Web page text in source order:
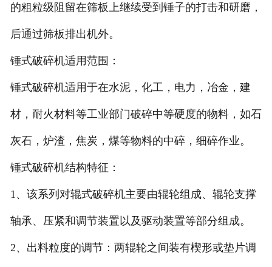
的粗粒级阻留在筛板上继续受到锤子的打击和研磨，
后通过筛板排出机外。
锤式破碎机适用范围：
锤式破碎机适用于在水泥，化工，电力，冶金，建
材，耐火材料等工业部门破碎中等硬度的物料，如石
灰石，炉渣，焦炭，煤等物料的中碎，细碎作业。
锤式破碎机结构特征：
1、该系列对辊式破碎机主要由辊轮组成、辊轮支撑
轴承、压紧和调节装置以及驱动装置等部分组成。
2、出料粒度的调节：两辊轮之间装有楔形或垫片调